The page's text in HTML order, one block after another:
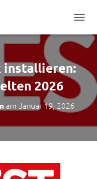
2026
am Januar 19, 2026